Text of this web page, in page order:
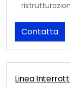
Contatta
Linea